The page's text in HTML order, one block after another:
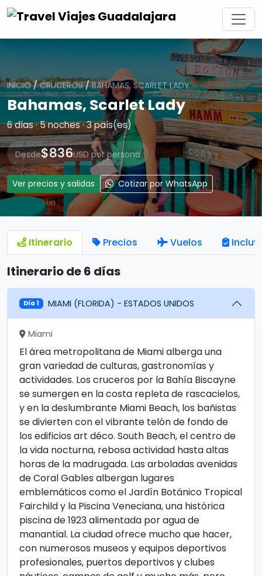
INICIO/CRUCEROS/BAHAMAS, SCARLET LADY
Bahamas, Scarlet Lady
6 días · 5 noches · 3 país(es)
Desde$836USD por persona
Ver precios y salidas Cotizar por WhatsApp
Itinerario Precios Vuelos
Itinerario de 6 días
Día 1 MIAMI (FLORIDA) - ESTADOS UNIDOS
Miami
El área metropolitana de Miami alberga una
gran variedad de culturas, gastronomías y
actividades. Los cruceros por la Bahía Biscayne
se sumergen en la costa repleta de rascacielos,
y en la deslumbrante Miami Beach, los bañistas
se divierten con el vibrante telón de fondo de
los edificios art déco. South Beach, el centro de
la vida nocturna, rebosa actividad hasta altas
horas de la madrugada. Las arboladas avenidas
de Coral Gables albergan lugares
emblemáticos como el Jardín Botánico Tropical
Fairchild y la Piscina Veneciana, una histórica
piscina de 1923 alimentada por agua de
manantial. La ciudad ofrece mucho que hacer,
con numerosos museos y equipos deportivos
profesionales, puertos deportivos y clubes